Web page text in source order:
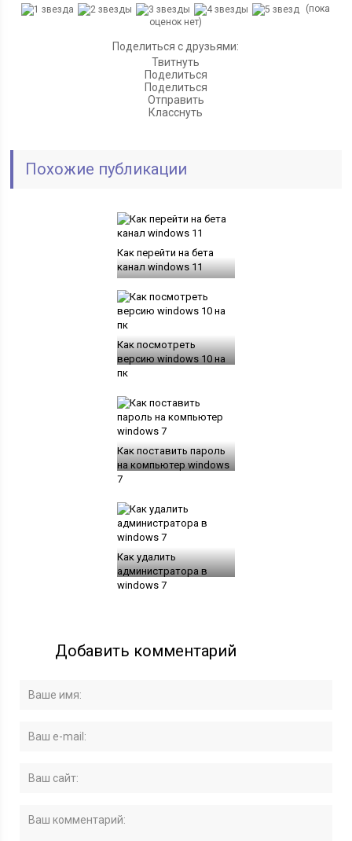
(пока
оценок нет)
Поделиться с друзьями:
Твитнуть
Поделиться
Поделиться
Отправить
Класснуть
Похожие публикации
Как перейти на бета
канал windows 11
Как посмотреть
версию windows 10 на
пк
Как поставить пароль
на компьютер windows
7
Как удалить
администратора в
windows 7
Добавить комментарий